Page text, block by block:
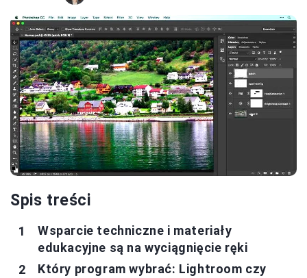
Spis treści
Wsparcie techniczne i materiały
edukacyjne są na wyciągnięcie ręki
Który program wybrać: Lightroom czy